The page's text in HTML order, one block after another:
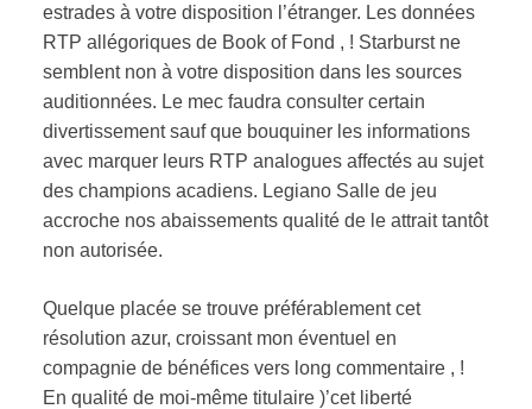
estrades à votre disposition l’étranger. Les données
RTP allégoriques de Book of Fond , ! Starburst ne
semblent non à votre disposition dans les sources
auditionnées. Le mec faudra consulter certain
divertissement sauf que bouquiner les informations
avec marquer leurs RTP analogues affectés au sujet
des champions acadiens. Legiano Salle de jeu
accroche nos abaissements qualité de le attrait tantôt
non autorisée.
Quelque placée se trouve préférablement cet
résolution azur, croissant mon éventuel en
compagnie de bénéfices vers long commentaire , !
En qualité de moi-même titulaire )’cet liberté